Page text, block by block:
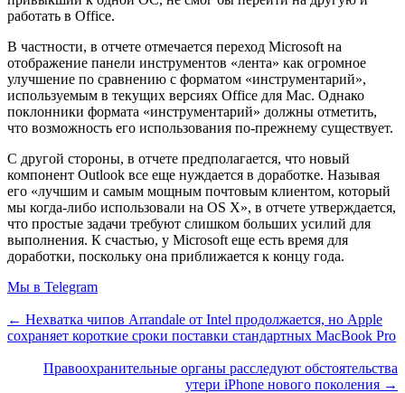
работать в Office.
В частности, в отчете отмечается переход Microsoft на
отображение панели инструментов «лента» как огромное
улучшение по сравнению с форматом «инструментарий»,
используемым в текущих версиях Office для Mac. Однако
поклонники формата «инструментарий» должны отметить,
что возможность его использования по-прежнему существует.
С другой стороны, в отчете предполагается, что новый
компонент Outlook все еще нуждается в доработке. Называя
его «лучшим и самым мощным почтовым клиентом, который
мы когда-либо использовали на OS X», в отчете утверждается,
что простые задачи требуют слишком больших усилий для
выполнения. К счастью, у Microsoft еще есть время для
доработки, поскольку она приближается к концу года.
Мы в Telegram
← Нехватка чипов Arrandale от Intel продолжается, но Apple
сохраняет короткие сроки поставки стандартных MacBook Pro
Правоохранительные органы расследуют обстоятельства
утери iPhone нового поколения →